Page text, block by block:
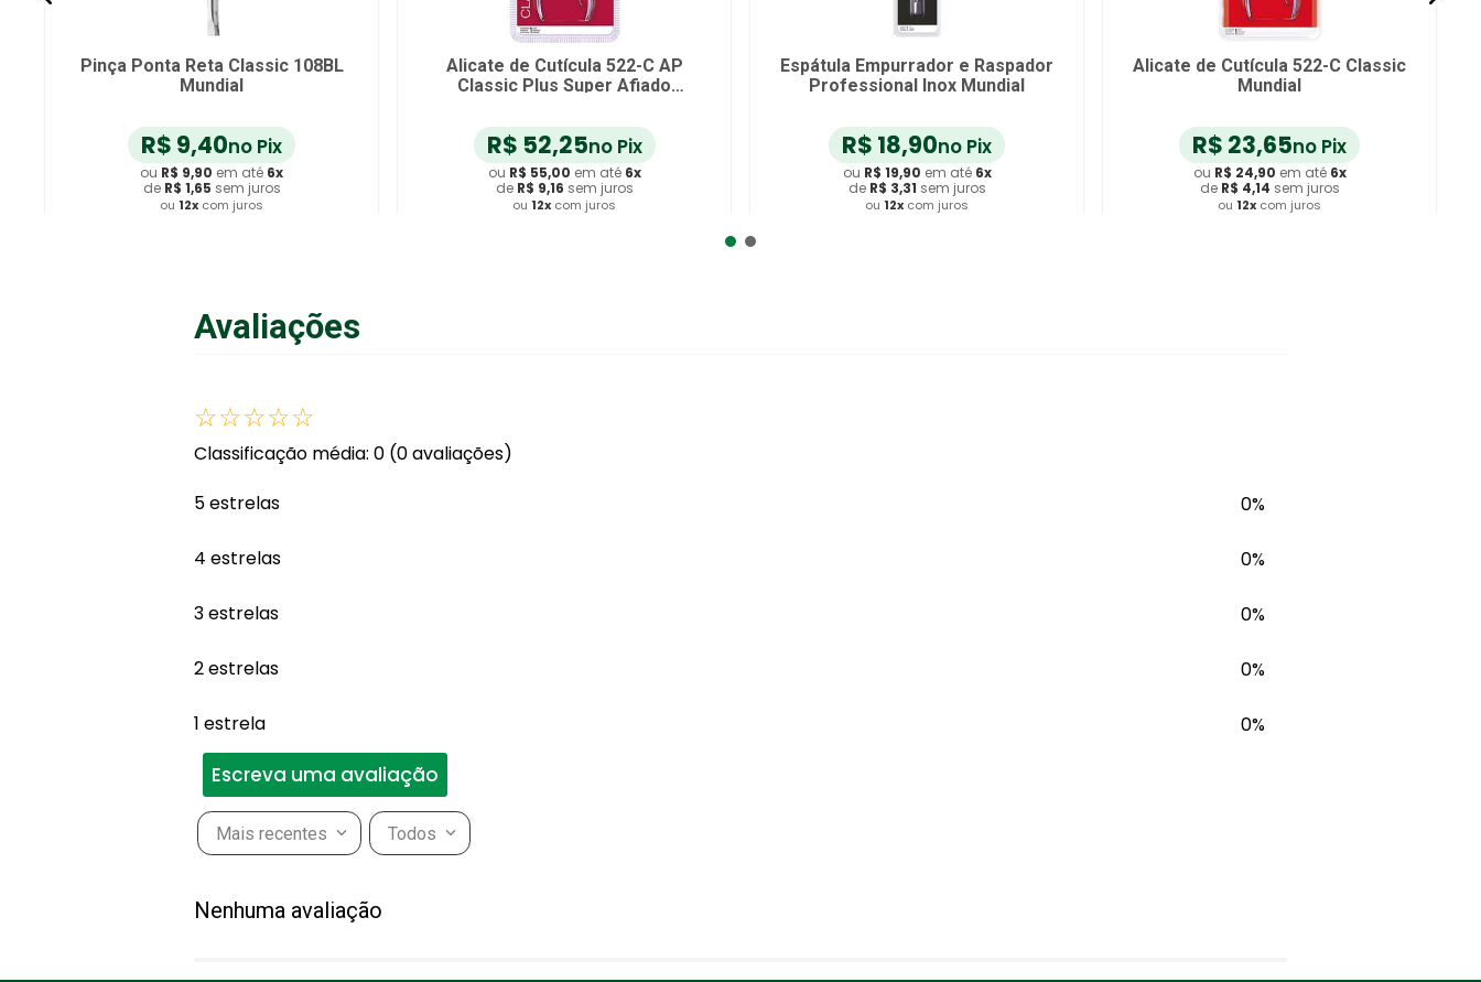
Pinça Ponta Reta Classic 108BL
Mundial
R$ 9,40no Pix
ou R$ 9,90 em até 6x
de R$ 1,65 sem juros
ou 12x com juros
Alicate de Cutícula 522-C AP
Classic Plus Super Afiado
R$ 52,25no Pix
ou R$ 55,00 em até 6x
de R$ 9,16 sem juros
ou 12x com juros
Espátula Empurrador e Raspador
Professional Inox Mundial
R$ 18,90no Pix
ou R$ 19,90 em até 6x
de R$ 3,31 sem juros
ou 12x com juros
Alicate de Cutícula 522-C Classic
Mundial
R$ 23,65no Pix
ou R$ 24,90 em até 6x
de R$ 4,14 sem juros
ou 12x com juros
Avaliações
☆☆☆☆☆
Classificação média: 0 (0 avaliações)
5 estrelas
0%
4 estrelas 0%
3 estrelas 0%
2 estrelas 0%
1 estrela 0%
Escreva uma avaliação
Mais recentes Todos
Nenhuma avaliação